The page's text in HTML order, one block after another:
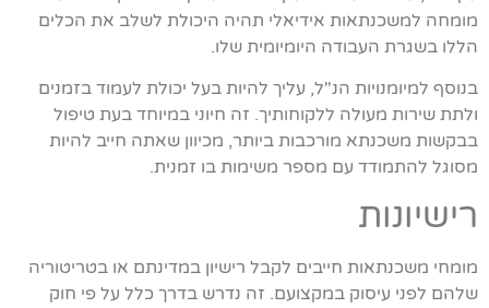
מומחה למשכנתאות אידיאלי תהיה היכולת לשלב את הכלים
הללו בשגרת העבודה היומיומית שלו.
בנוסף למיומנויות הנ"ל, עליך להיות בעל יכולת לעמוד בזמנים
ולתת שירות מעולה ללקוחותיך. זה חיוני במיוחד בעת טיפול
בבקשות משכנתא מורכבות ביותר, מכיוון שאתה חייב להיות
מסוגל להתמודד עם מספר משימות בו זמנית.
רישיונות
מומחי משכנתאות חייבים לקבל רישיון במדינתם או בטריטוריה
שלהם לפני עיסוק במקצועם. זה נדרש בדרך כלל על פי חוק